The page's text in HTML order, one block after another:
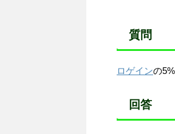
質問
ロゲインの
回答